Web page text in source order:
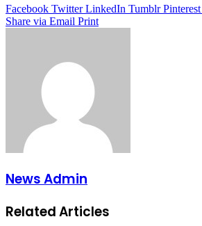
Facebook Twitter LinkedIn Tumblr Pinterest
Share via Email Print
News Admin
Related Articles